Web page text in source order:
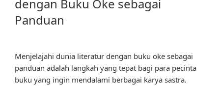
dengan Buku Oke sebagai
Panduan
Menjelajahi dunia literatur dengan buku oke sebagai
panduan adalah langkah yang tepat bagi para pecinta
buku yang ingin mendalami berbagai karya sastra.